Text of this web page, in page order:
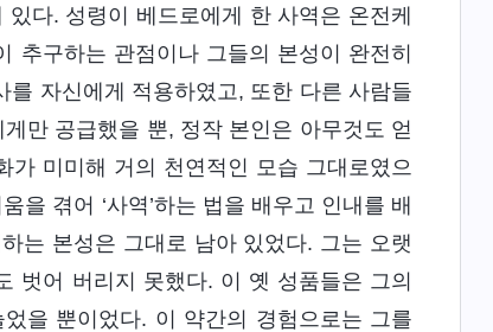
다. 성령이 베드로에게 한 사역은 온전케
추구하는 관점이나 그들의 본성이 완전히
자신에게 적용하였고, 또한 다른 사람들
만 공급했을 뿐, 정작 본인은 아무것도 얻
가 미미해 거의 천연적인 모습 그대로였으
을 겪어 ‘사역’하는 법을 배우고 인내를 배
는 본성은 그대로 남아 있었다. 그는 오랫
벗어 버리지 못했다. 이 옛 성품들은 그의
을 뿐이었다. 이 약간의 경험으로는 그를